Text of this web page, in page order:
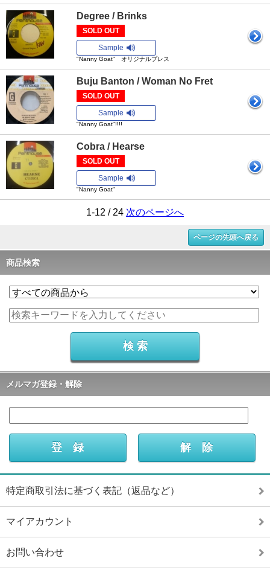
Degree / Brinks
SOLD OUT
Sample
"Nanny Goat" オリジナルプレス
Buju Banton / Woman No Fret
SOLD OUT
Sample
"Nanny Goat"!!!!
Cobra / Hearse
SOLD OUT
Sample
"Nanny Goat"
1-12 / 24 次のページへ
ページの先頭へ戻る
商品検索
メルマガ登録・解除
特定商取引法に基づく表記（返品など）
マイアカウント
お問い合わせ